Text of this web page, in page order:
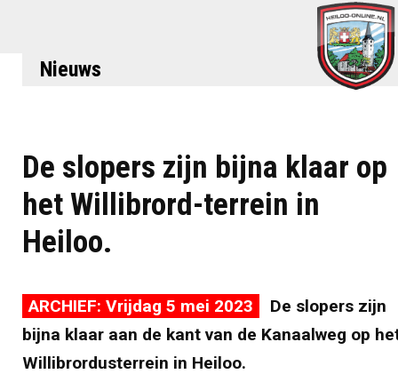
Nieuws
De slopers zijn bijna klaar op
het Willibrord-terrein in
Heiloo.
ARCHIEF: Vrijdag 5 mei 2023
De slopers zijn
bijna klaar aan de kant van de Kanaalweg op
Willibrordusterrein in Heiloo.